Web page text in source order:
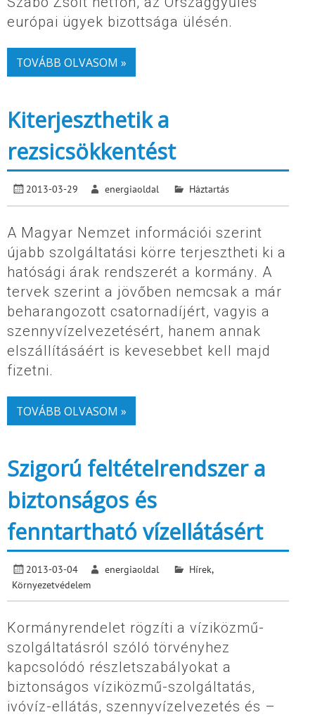
európai ügyek bizottsága ülésén.
TOVÁBB OLVASOM »
Kiterjeszthetik a
rezsicsökkentést
2013-03-29 energiaoldal Háztartás
A Magyar Nemzet információi szerint
újabb szolgáltatási körre terjesztheti ki a
hatósági árak rendszerét a kormány. A
tervek szerint a jövőben nemcsak a már
beharangozott csatornadíjért, vagyis a
szennyvízelvezetésért, hanem annak
elszállításáért is kevesebbet kell majd
fizetni.
TOVÁBB OLVASOM »
Szigorú feltételrendszer a
biztonságos és
fenntartható vízellátásért
2013-03-04 energiaoldal Hírek,
Környezetvédelem
Kormányrendelet rögzíti a víziközmű-
szolgáltatásról szóló törvényhez
kapcsolódó részletszabályokat a
biztonságos víziközmű-szolgáltatás,
ivóvíz-ellátás, szennyvízelvezetés és –